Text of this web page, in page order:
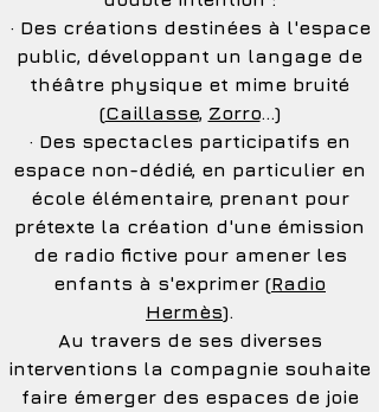
· Des créations destinées à l'espace
public, développant un langage de
théâtre physique et mime bruité
(Caillasse, Zorro...)
· Des spectacles participatifs en
espace non-dédié, en particulier en
école élémentaire, prenant pour
prétexte la création d'une émission
de radio fictive pour amener les
enfants à s'exprimer (Radio
Hermès).
​​Au travers de ses diverses
interventions la compagnie souhaite
faire émerger des espaces de joie